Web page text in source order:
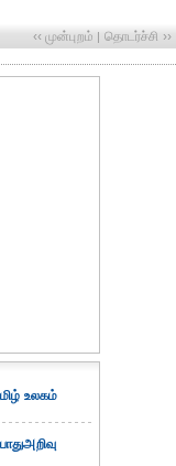
‹‹ முன்புறம் | தொடர்ச்சி ››
உலகம்